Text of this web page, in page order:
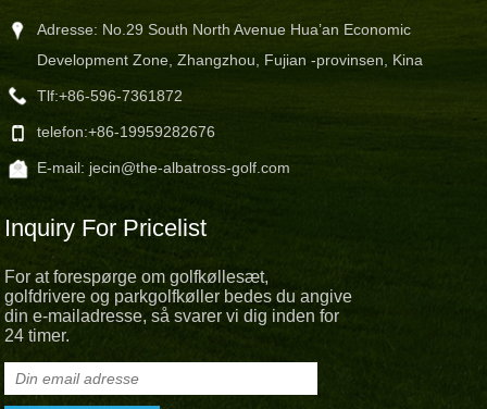
Adresse: No.29 South North Avenue Hua’an Economic
Development Zone, Zhangzhou, Fujian -provinsen, Kina
Tlf:+86-596-7361872
telefon:+86-19959282676
E-mail: jecin@the-albatross-golf.com
Inquiry For Pricelist
For at forespørge om golfkøllesæt,
golfdrivere og parkgolfkøller bedes du angive
din e-mailadresse, så svarer vi dig inden for
24 timer.